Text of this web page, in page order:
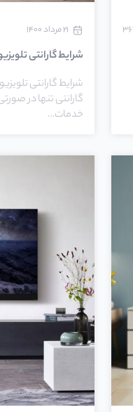
۲۱ مرداد ۱۴۰۰
شرایط گارانتی
شرایط گارانتی
گارانتی تنها در
خدمات…